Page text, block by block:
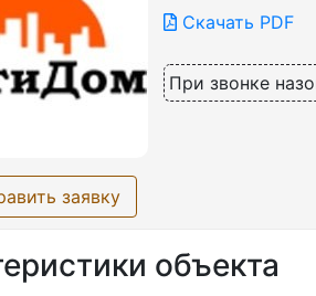
заявку
Скачать PDF
При звонке
объекта